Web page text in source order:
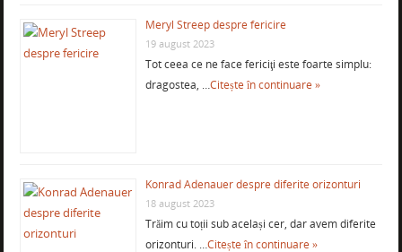
Meryl Streep despre fericire
19 august 2023
Tot ceea ce ne face fericiţi este foarte simplu:
dragostea, …Citește în continuare »
Konrad Adenauer despre diferite orizonturi
18 august 2023
Trăim cu toții sub același cer, dar avem diferite
orizonturi. …Citește în continuare »